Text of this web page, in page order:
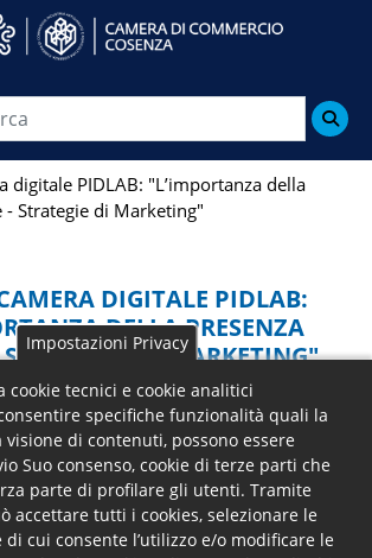
al
principale

digitale PIDLAB: "L’importanza della
- Strategie di Marketing"
DIGITALE PIDLAB:
DELLA PRESENZA
DI MARKETING"
la propria presenza online e
gli strumenti del digital
questi i temi al centro
dalla Camera di Commercio
delle attività del PIDLab
Impostazioni Privacy
cookie tecnici e cookie analitici
specifiche funzionalità quali la
di contenuti, possono essere
Suo consenso, cookie di terze parti che
parte di profilare gli utenti. Tramite
accettare tutti i cookies, selezionare le
cui consente l’utilizzo e/o modificare le